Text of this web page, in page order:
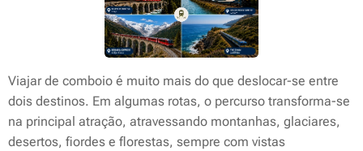
Viajar de comboio é muito mais do que deslocar-se entre
dois destinos. Em algumas rotas, o percurso transforma-se
na principal atração, atravessando montanhas, glaciares,
desertos, fiordes e florestas, sempre com vistas